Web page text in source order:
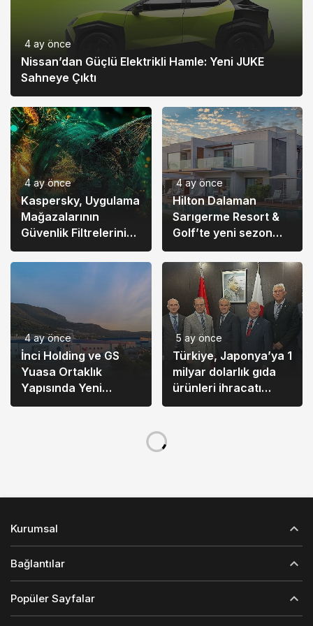
4 ay önce
Nissan’dan Güçlü Elektrikli Hamle: Yeni JUKE
Sahneye Çıktı
4 ay önce
Kaspersky, Uygulama
Mağazalarının
Güvenlik Filtrelerini
Aşan Yeni SparkCat
Varyantını Tespit Etti
4 ay önce
Hilton Dalaman
Sarıgerme Resort &
Golf’te yeni sezon
başlıyor
4 ay önce
İnci Holding ve GS
Yuasa Ortaklık
Yapısında Yeni
Dönem
5 ay önce
Türkiye, Japonya’ya 1
milyar dolarlık gıda
ürünleri ihracatı
hedefliyor
Kurumsal
Bağlantılar
Popüler Sayfalar